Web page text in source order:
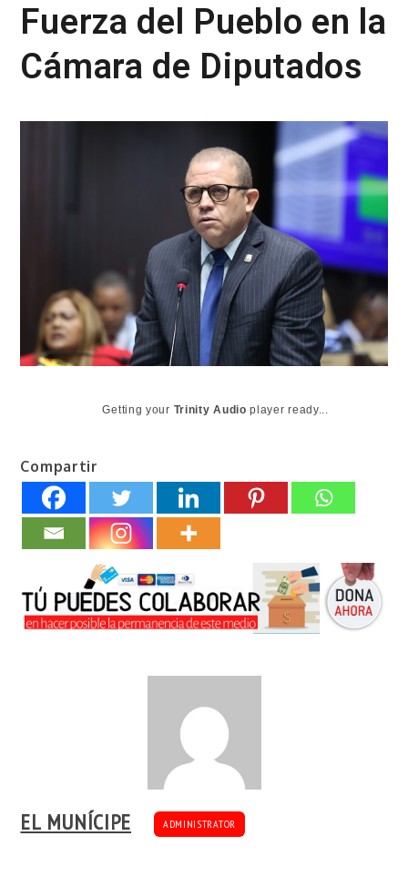
Fuerza del Pueblo en la
Cámara de Diputados
Getting your Trinity Audio player ready...
Compartir
EL MUNÍCIPE ADMINISTRATOR